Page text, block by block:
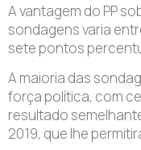
A vantagem do PP
sondagens varia
sete pontos
A maioria das
força política, com
resultado
2019, que lhe